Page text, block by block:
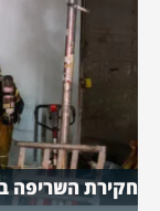
חקירת השריפה